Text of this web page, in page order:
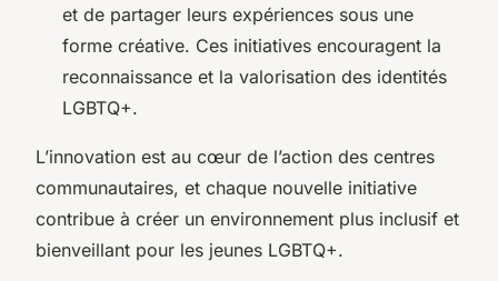
et de partager leurs expériences sous une
forme créative. Ces initiatives encouragent la
reconnaissance et la valorisation des identités
LGBTQ+.
L’innovation est au cœur de l’action des centres
communautaires, et chaque nouvelle initiative
contribue à créer un environnement plus inclusif et
bienveillant pour les jeunes LGBTQ+.